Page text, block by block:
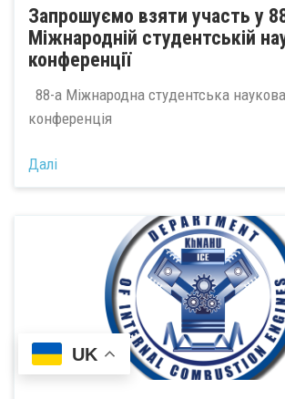
Запрошуємо взяти участь у
Міжнародній студентській
конференції
88-а Міжнародна студентська наукова
конференція
Далі
UK